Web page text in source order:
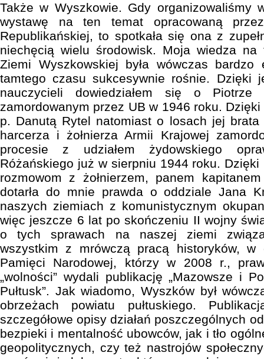
Także w Wyszkowie. Gdy organizowaliśmy
wystawę na ten temat opracowaną
Republikańskiej, to spotkała się ona z
niechęcią wielu środowisk. Moja wiedza
Ziemi Wyszkowskiej była wówczas bardzo
tamtego czasu sukcesywnie rośnie. Dzięki
nauczycieli dowiedziałem się o Piotrze
zamordowanym przez UB w 1946 roku.
p. Danutą Rytel natomiast o losach jej brata
harcerza i żołnierza Armii Krajowej
procesie z udziałem żydowskiego
Różańskiego już w sierpniu 1944 roku.
rozmowom z żołnierzem, panem
dotarła do mnie prawda o oddziale Jana
naszych ziemiach z komunistycznym
więc jeszcze 6 lat po skończeniu II wojny
o tych sprawach na naszej ziemi
wszystkim z mrówczą pracą historyków,
Pamięci Narodowej, którzy w 2008 r.,
„wolności” wydali publikację „Mazowsze i
Pułtusk”. Jak wiadomo, Wyszków był
obrzeżach powiatu pułtuskiego.
szczegółowe opisy działań poszczególnych
bezpieki i mentalność ubowców, jak i tło
geopolitycznych, czy też nastrojów